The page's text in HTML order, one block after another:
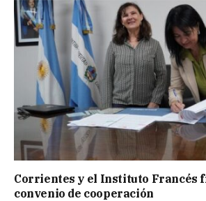
Corrientes y el Instituto Francés
convenio de cooperación